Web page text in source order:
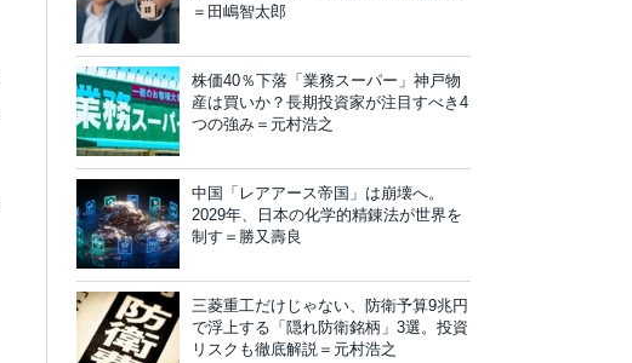
＝田嶋智太郎
株価40％下落「業務スーパー」神戸物
産は買いか？長期投資家が注目すべき4
つの強み＝元村浩之
中国「レアアース帝国」は崩壊へ。
2029年、日本の化学的精錬法が世界を
制す＝勝又壽良
三菱重工だけじゃない、防衛予算9兆円
で浮上する「隠れ防衛銘柄」3選。投資
リスクも徹底解説＝元村浩之